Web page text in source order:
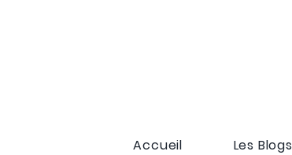
Accueil Les Blogs